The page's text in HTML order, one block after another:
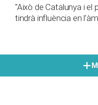
"Això de Catalunya i
tindrà influència en